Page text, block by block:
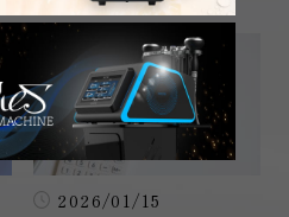
2026/01/15